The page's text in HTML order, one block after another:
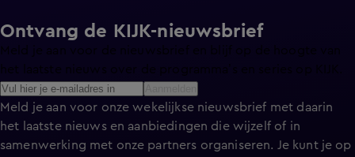
Ontvang de KIJK-nieuwsbrief
Meld je aan voor de nieuwsbrief en blijf op de hoogte van
het laatste nieuws over de programma’s en series op KIJK.
Meld je aan voor onze wekelijkse nieuwsbrief met daarin
het laatste nieuws en aanbiedingen die wijzelf of in
samenwerking met onze partners organiseren. Je kunt je op